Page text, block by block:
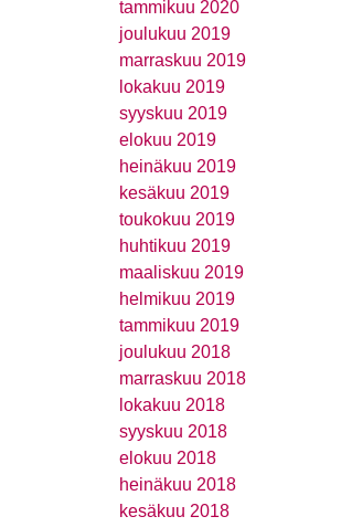
tammikuu 2020
joulukuu 2019
marraskuu 2019
lokakuu 2019
syyskuu 2019
elokuu 2019
heinäkuu 2019
kesäkuu 2019
toukokuu 2019
huhtikuu 2019
maaliskuu 2019
helmikuu 2019
tammikuu 2019
joulukuu 2018
marraskuu 2018
lokakuu 2018
syyskuu 2018
elokuu 2018
heinäkuu 2018
kesäkuu 2018